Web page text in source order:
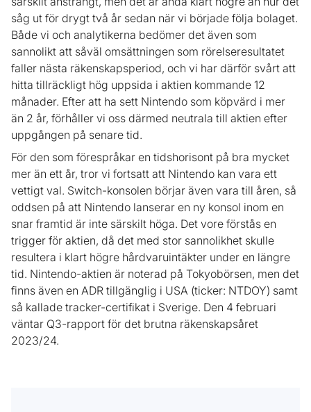
såg ut för drygt två år sedan när vi började följa bolaget.
Både vi och analytikerna bedömer det även som
sannolikt att såväl omsättningen som rörelseresultatet
faller nästa räkenskapsperiod, och vi har därför svårt att
hitta tillräckligt hög uppsida i aktien kommande 12
månader. Efter att ha sett Nintendo som köpvärd i mer
än 2 år, förhåller vi oss därmed neutrala till aktien efter
uppgången på senare tid.
För den som förespråkar en tidshorisont på bra mycket
mer än ett år, tror vi fortsatt att Nintendo kan vara ett
vettigt val. Switch-konsolen börjar även vara till åren, så
oddsen på att Nintendo lanserar en ny konsol inom en
snar framtid är inte särskilt höga. Det vore förstås en
trigger för aktien, då det med stor sannolikhet skulle
resultera i klart högre hårdvaruintäkter under en längre
tid. Nintendo-aktien är noterad på Tokyobörsen, men det
finns även en ADR tillgänglig i USA (ticker: NTDOY) samt
så kallade tracker-certifikat i Sverige. Den 4 februari
väntar Q3-rapport för det brutna räkenskapsåret
2023/24.